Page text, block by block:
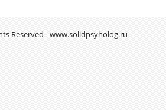
Reserved - www.solidpsyholog.ru